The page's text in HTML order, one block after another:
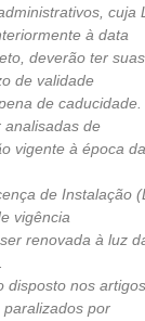
cuja
à data
deverão ter
de validade
de
analisadas de
vigente à época
de Instalação
vigência
renovada à luz
disposto nos
por